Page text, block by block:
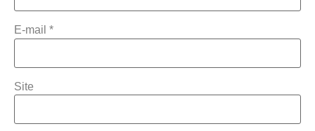
E-mail *
Site